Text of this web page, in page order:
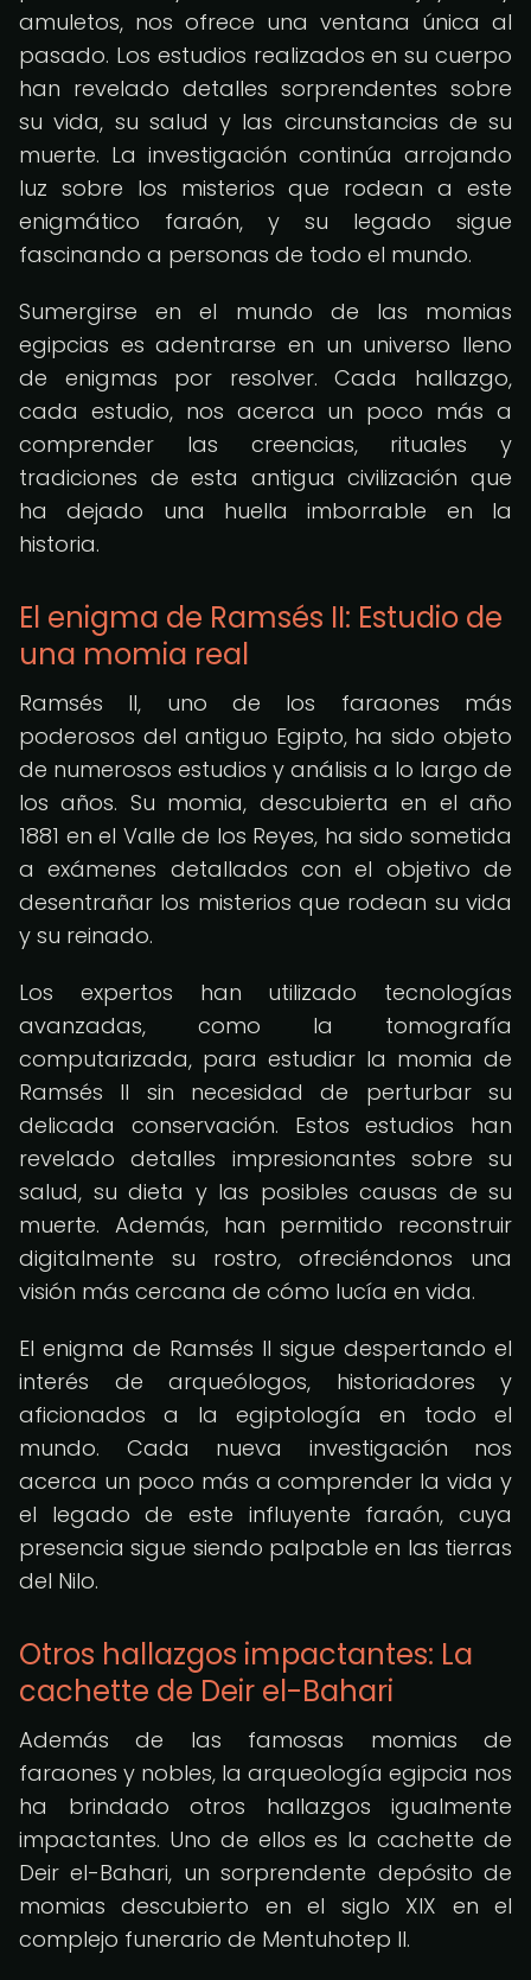
amuletos, nos ofrece una ventana única al
pasado. Los estudios realizados en su cuerpo
han revelado detalles sorprendentes sobre
su vida, su salud y las circunstancias de su
muerte. La investigación continúa arrojando
luz sobre los misterios que rodean a este
enigmático faraón, y su legado sigue
fascinando a personas de todo el mundo.
Sumergirse en el mundo de las momias
egipcias es adentrarse en un universo lleno
de enigmas por resolver. Cada hallazgo,
cada estudio, nos acerca un poco más a
comprender las creencias, rituales y
tradiciones de esta antigua civilización que
ha dejado una huella imborrable en la
historia.
El enigma de Ramsés II: Estudio de
una momia real
Ramsés II, uno de los faraones más
poderosos del antiguo Egipto, ha sido objeto
de numerosos estudios y análisis a lo largo de
los años. Su momia, descubierta en el año
1881 en el Valle de los Reyes, ha sido sometida
a exámenes detallados con el objetivo de
desentrañar los misterios que rodean su vida
y su reinado.
Los expertos han utilizado tecnologías
avanzadas, como la tomografía
computarizada, para estudiar la momia de
Ramsés II sin necesidad de perturbar su
delicada conservación. Estos estudios han
revelado detalles impresionantes sobre su
salud, su dieta y las posibles causas de su
muerte. Además, han permitido reconstruir
digitalmente su rostro, ofreciéndonos una
visión más cercana de cómo lucía en vida.
El enigma de Ramsés II sigue despertando el
interés de arqueólogos, historiadores y
aficionados a la egiptología en todo el
mundo. Cada nueva investigación nos
acerca un poco más a comprender la vida y
el legado de este influyente faraón, cuya
presencia sigue siendo palpable en las tierras
del Nilo.
Otros hallazgos impactantes: La
cachette de Deir el-Bahari
Además de las famosas momias de
faraones y nobles, la arqueología egipcia nos
ha brindado otros hallazgos igualmente
impactantes. Uno de ellos es la cachette de
Deir el-Bahari, un sorprendente depósito de
momias descubierto en el siglo XIX en el
complejo funerario de Mentuhotep II.